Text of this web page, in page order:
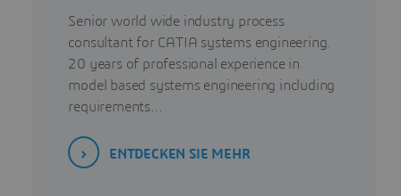
Senior world wide industry process
consultant for CATIA systems engineering.
20 years of professional experience in
model based systems engineering including
requirements…
ENTDECKEN SIE MEHR